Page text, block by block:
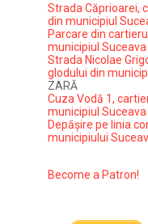
Strada Căprioarei,
din municipiul
Parcare din
municipiul Suceava
Strada Nicolae
glodului din
ZARĂ
Cuza Vodă 1,
municipiul Suceava
Depășire pe linia
municipiului
Become a Patron!